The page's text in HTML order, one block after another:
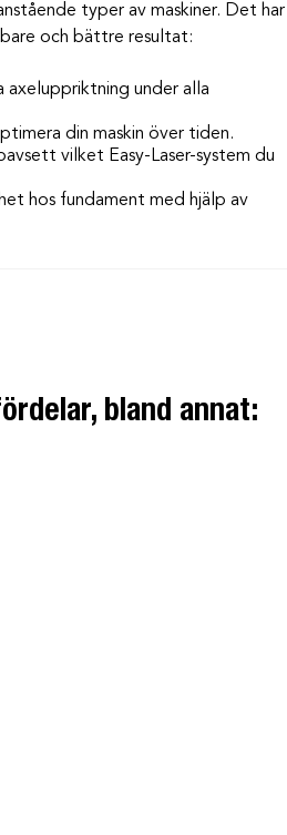
typer av maskiner. Det har
och bättre resultat:
under alla
din maskin över tiden.
vilket Easy-Laser-system du
hos fundament med hjälp av
bland annat: